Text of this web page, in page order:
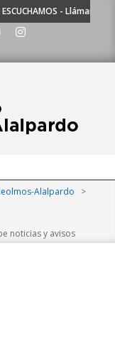
- Llámanos
Alalpardo
>
noticias y avisos